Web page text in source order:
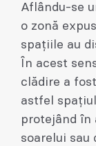
Aflându-se
o zonă
spațiile au
În acest
clădire a
astfel
protejând în
soarelui sau